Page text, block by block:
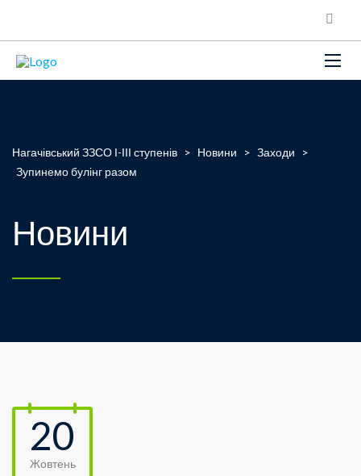
Нагачівський ЗЗСО І-ІІІ ступенів > Новини > Заходи
>
Зупинемо булінг разом
Новини
20
Жовтень